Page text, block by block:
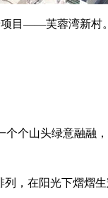
项目——芙蓉湾新村。
个山头绿意融融
，在阳光下熠熠生